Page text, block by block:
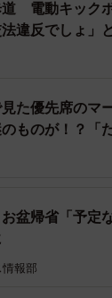
道 電動キック
法違反でしょ」
見た優先席の
のが！？「だ
お盆帰省「予
報部